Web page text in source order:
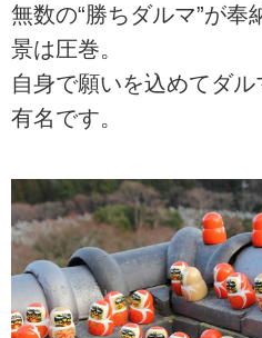
無数の“勝ちダルマ”が
景は圧巻。
自身で願いを込めてダ
有名です。